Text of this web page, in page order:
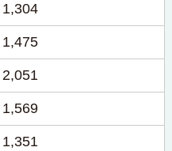
1,304
1,475
2,051
1,569
1,351